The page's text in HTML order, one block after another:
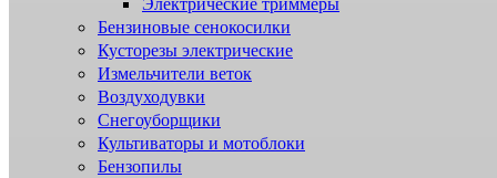
Электрические триммеры
Бензиновые сенокосилки
Кусторезы электрические
Измельчители веток
Воздуходувки
Снегоуборщики
Культиваторы и мотоблоки
Бензопилы